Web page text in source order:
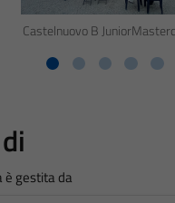
Castelnuovo B
è gestita da